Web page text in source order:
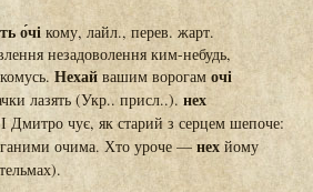
о́чі кому, лайл., перев. жарт.
незадоволення ким-небудь,
Нехайвашим ворогам очі
лазять (Укр.. присл..). нех
Дмитро чує, як старий з серцем шепоче:
очима. Хто уроче — нехйому